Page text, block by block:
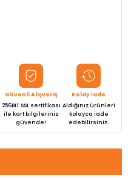
Güvenli Alışveriş
256BIT SSL sertifikası
ile kart bilgileriniz
güvende!
Kolay İade
Aldığınız ürünleri
kolayca iade
edebilirsiniz.